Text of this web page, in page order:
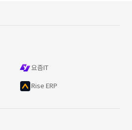
요즘IT
Rise ERP